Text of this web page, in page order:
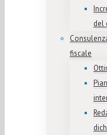
del
fiscale